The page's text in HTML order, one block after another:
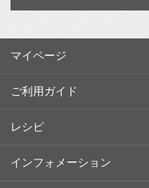
マイページ
ご利用ガイド
レシピ
インフォメーション